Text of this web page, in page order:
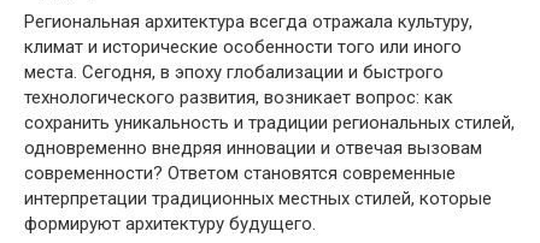
Региональная архитектура всегда отражала культуру,
климат и исторические особенности того или иного
места. Сегодня, в эпоху глобализации и быстрого
технологического развития, возникает вопрос: как
сохранить уникальность и традиции региональных стилей,
одновременно внедряя инновации и отвечая вызовам
современности? Ответом становятся современные
интерпретации традиционных местных стилей, которые
формируют архитектуру будущего.